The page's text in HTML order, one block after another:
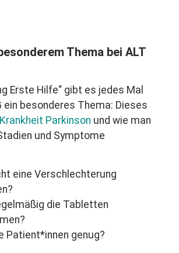
Thema bei ALT
Erste Hilfe“ gibt es jedes Mal
ein besonderes Thema: Dieses
Krankheit Parkinson und wie man
und Symptome
eine Verschlechterung
die Tabletten
Patient*innen genug?